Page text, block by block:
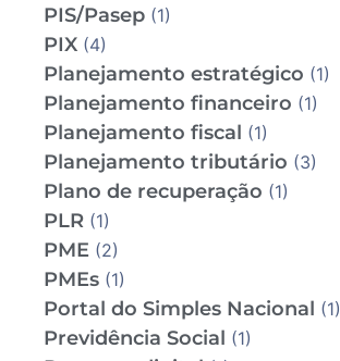
PIS/Pasep (1)
PIX (4)
Planejamento estratégico (1)
Planejamento financeiro (1)
Planejamento fiscal (1)
Planejamento tributário (3)
Plano de recuperação (1)
PLR (1)
PME (2)
PMEs (1)
Portal do Simples Nacional (1)
Previdência Social (1)